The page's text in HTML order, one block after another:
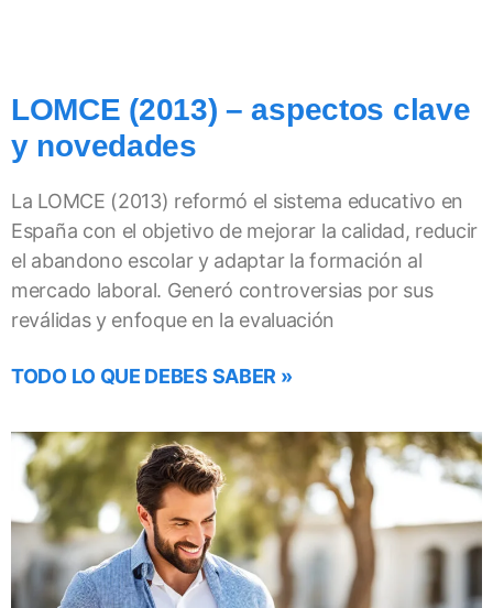
LOMCE (2013) – aspectos clave
y novedades
La LOMCE (2013) reformó el sistema educativo en
España con el objetivo de mejorar la calidad, reducir
el abandono escolar y adaptar la formación al
mercado laboral. Generó controversias por sus
reválidas y enfoque en la evaluación
TODO LO QUE DEBES SABER »